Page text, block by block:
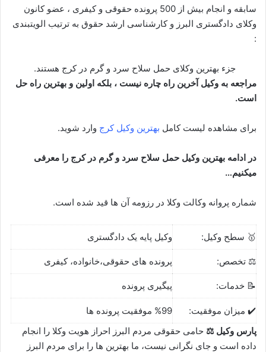
سابقه و انجام بیش از 500 پرونده حقوقی و کیفری ، عضو کانون
وکلای دادگستری البرز و کارشناسی ارشد حقوق به ترتیب الویتبندی
:
جزء بهترین وکلای حمل سلاح سرد و گرم در کرج هستند.
مراجعه به وکیل آخرین راه چاره نیست ، بلکه اولین و بهترین راه حل
است.
برای مشاهده لیست کامل بهترین وکیل کرج وارد شوید.
در ادامه بهترین وکیل حمل سلاح سرد و گرم در کرج را معرفی
میکنیم…
شماره پروانه وکالت وکلا در رزومه آن ها قید شده است.
🥇 سطح وکیل: وکیل پایه یک دادگستری
⚖️ تخصص: پرونده های حقوقی،خانواده، کیفری
📝 خدمات: پیگیری پرونده
✔️ میزان موفقیت:
%99 موفقیت پرونده ها
پارس وکیل ⚖ حامی حقوقی مردم البرز احراز هویت وکلا را انجام
داده است و جای نگرانی نیست، ما بهترین ها را برای مردم البرز